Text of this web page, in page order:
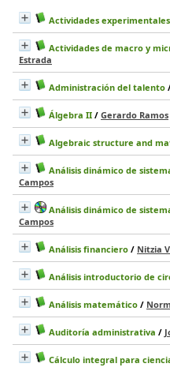
Actividades
Actividades de macro y
Estrada
Administración del talento
Álgebra II / Gerardo Ramos
Algebraic structure and
Análisis dinámico de
Campos
Análisis dinámico de
Campos
Análisis financiero / Nitzia
Análisis introductorio de
Análisis matemático /
Auditoría administrativa /
Cálculo integral para